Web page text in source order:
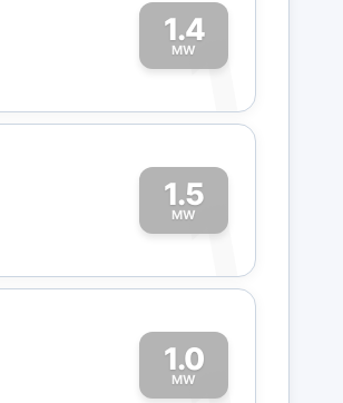
1.4
MW
1
1.5
MW
1
1.0
MW